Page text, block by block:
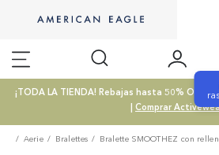
¡TODA LA TIENDA! Rebajas hasta 50% OFF |
| Comprar
Aerie Bralettes Bralette SMOOTHEZ con